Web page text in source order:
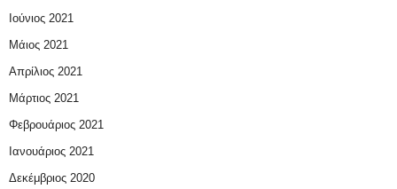
Ιούνιος 2021
Μάιος 2021
Απρίλιος 2021
Μάρτιος 2021
Φεβρουάριος 2021
Ιανουάριος 2021
Δεκέμβριος 2020